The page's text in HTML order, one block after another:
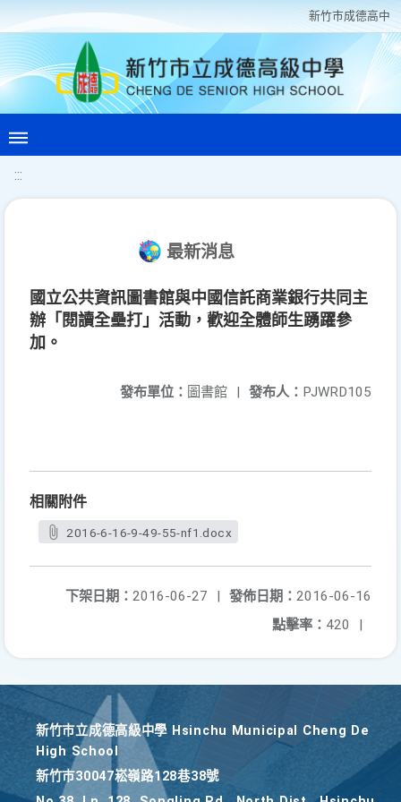
新竹巿成德高中
:::
最新消息
國立公共資訊圖書館與中國信託商業銀行共同主
辦「閱讀全壘打」活動，歡迎全體師生踴躍參
加。
發布人： PJWRD105
發布單位： 圖書館 |
相關附件
2016-6-16-9-49-55-nf1.docx
發佈日期： 2016-06-16
下架日期： 2016-06-27
|
點擊率： 420 |
新竹巿立成德高級中學 Hsinchu Municipal Cheng De
High School
新竹巿30047崧嶺路128巷38號